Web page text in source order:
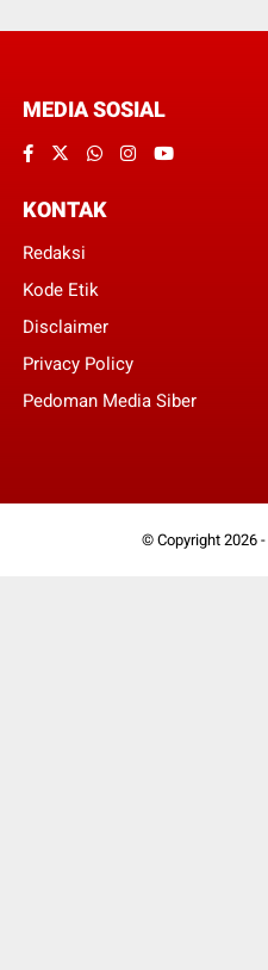
MEDIA SOSIAL
KONTAK
Redaksi
Kode Etik
Disclaimer
Privacy Policy
Pedoman Media Siber
© Copyright 2026 -